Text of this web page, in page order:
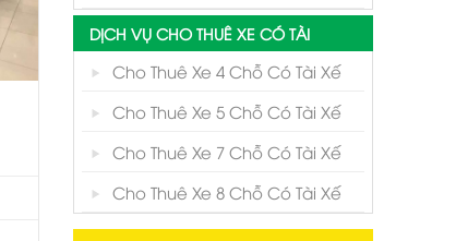
DỊCH VỤ CHO THUÊ XE CÓ TÀI
Cho Thuê Xe 4 Chỗ Có Tài Xế
Cho Thuê Xe 5 Chỗ Có Tài Xế
Cho Thuê Xe 7 Chỗ Có Tài Xế
Cho Thuê Xe 8 Chỗ Có Tài Xế